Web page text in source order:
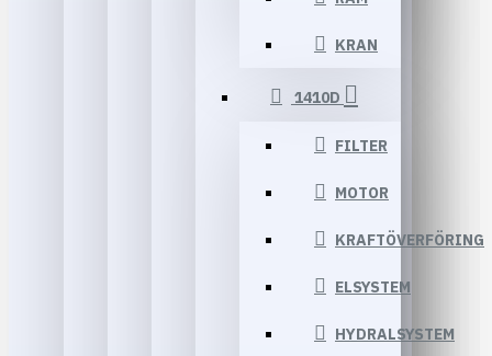
KRAN
1410D
FILTER
MOTOR
KRAFTÖVERFÖRING
ELSYSTEM
HYDRALSYSTEM